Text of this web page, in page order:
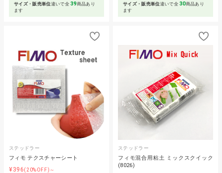
サイズ・販売単位違いで全39商品あり
ます
サイズ・販売単位違いで全30商品あり
ます
ステッドラー
フィモ テクスチャーシート
¥396(20%OFF)～
ステッドラー
フィモ混合用粘土 ミックスクイック
(8026)